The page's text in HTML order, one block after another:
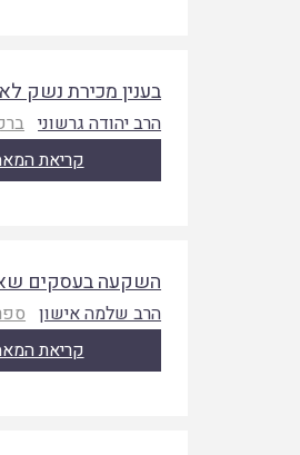
בענין מכירת נשק
הרב יהודה גרשוני
קריאת
השקעה בעסקים
הרב שלמה אישון
קריאת